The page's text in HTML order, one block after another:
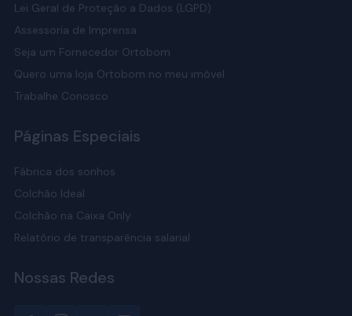
Lei Geral de Proteção a Dados (LGPD)
Assessoria de Imprensa
Seja um Fornecedor Ortobom
Quero uma loja Ortobom no meu imóvel
Trabalhe Conosco
Páginas Especiais
Fábrica dos sonhos
Colchão Ideal
Colchão na Caixa Only
Relatório de transparência salarial
Nossas Redes